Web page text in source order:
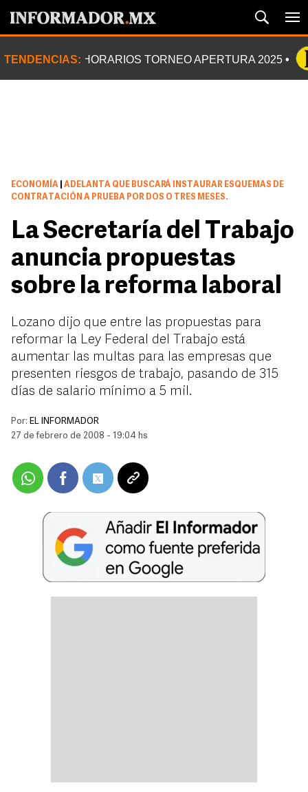
TENDENCIAS: HORARIOS TORNEO APERTURA 2025
ECONOMÍA
ADELANTA QUE BUSCARÁ INSTAURAR ESQUEMAS DE
CONTRATACIÓN A PRUEBA POR DOS O TRES MESES.
La Secretaría del Trabajo
anuncia propuestas
sobre la reforma laboral
Lozano dijo que entre las propuestas para
reformar la Ley Federal del Trabajo está
aumentar las multas para las empresas que
presenten riesgos de trabajo, pasando de 315
días de salario mínimo a 5 mil.
Por: EL INFORMADOR
27 de febrero de 2008 - 19:04 hs